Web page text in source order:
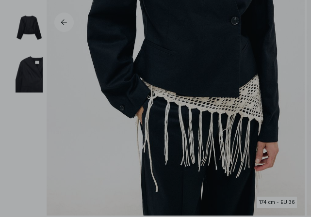
174 cm - EU 36